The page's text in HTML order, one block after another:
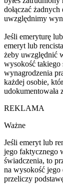
dołączać
uwzględnimy
Jeśli emeryturę
emeryt lub
żeby uwzględnić
wysokość takiego
wynagrodzenia
każdej osobie,
udokumentowała
REKLAMA
Ważne
Jeśli emeryt lub
jego faktycznego
świadczenia, to
na wysokość
przeliczy